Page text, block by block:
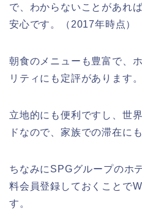
で、わからないことがあれ
安心です。（2017年時点）
朝食のメニューも豊富で、
リティにも定評があります。
立地的にも便利ですし、世
ドなので、家族での滞在に
ちなみにSPGグループのホ
料会員登録しておくことで
す。